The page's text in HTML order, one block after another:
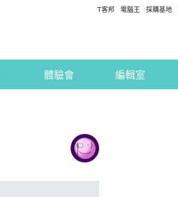
T客邦 電腦王 採購基地
體驗會 編輯室